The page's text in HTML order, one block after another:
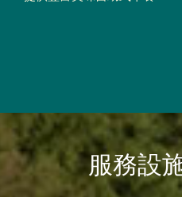
服務設